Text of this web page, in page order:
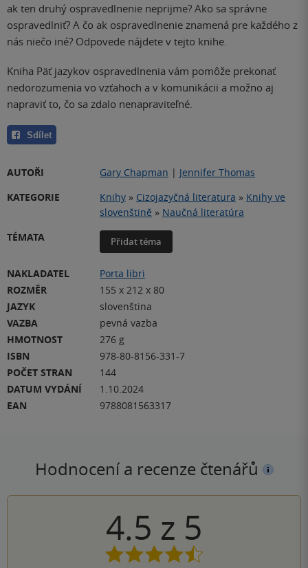
ak ten druhý ospravedlnenie neprijme? Ako sa správne
ospravedlniť? A čo ak ospravedlnenie znamená pre každého z
nás niečo iné? Odpovede nájdete v tejto knihe.
Kniha Päť jazykov ospravedlnenia vám pomôže prekonať
nedorozumenia vo vzťahoch a v komunikácii a možno aj
napraviť to, čo sa zdalo nenapraviteľné.
Sdílet
AUTOŘI Gary Chapman | Jennifer Thomas
KATEGORIE
Knihy » Cizojazyčná literatura » Knihy ve
slovenštině » Naučná literatúra
TÉMATA
Přidat téma
NAKLADATEL
Porta libri
ROZMĚR
155 x 212 x 80
JAZYK
slovenština
VAZBA
pevná vazba
HMOTNOST
276 g
ISBN
978-80-8156-331-7
POČET STRAN
144
DATUM VYDÁNÍ
1.10.2024
EAN
9788081563317
Hodnocení a recenze čtenářů
4.5 z 5